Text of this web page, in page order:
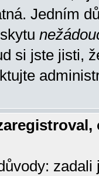
Jedním
si jste jisti,